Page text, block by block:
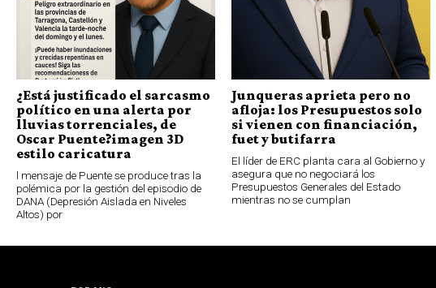
¿Está justificado el sarcasmo
político en una alerta por
lluvias torrenciales, de
Oscar Puente?imagen 3D
estilo caricatura
l mensaje de Puente se produce tras la
polémica por la gestión del episodio de
DANA (Depresión Aislada en Niveles
Altos) por
Junqueras aprieta pero no
afloja: los Presupuestos solo
si vienen con financiación,
fuet y butifarra
El líder de ERC planta cara al Gobierno y
asegura que no negociará los
Presupuestos Generales del Estado
mientras no se cumplan